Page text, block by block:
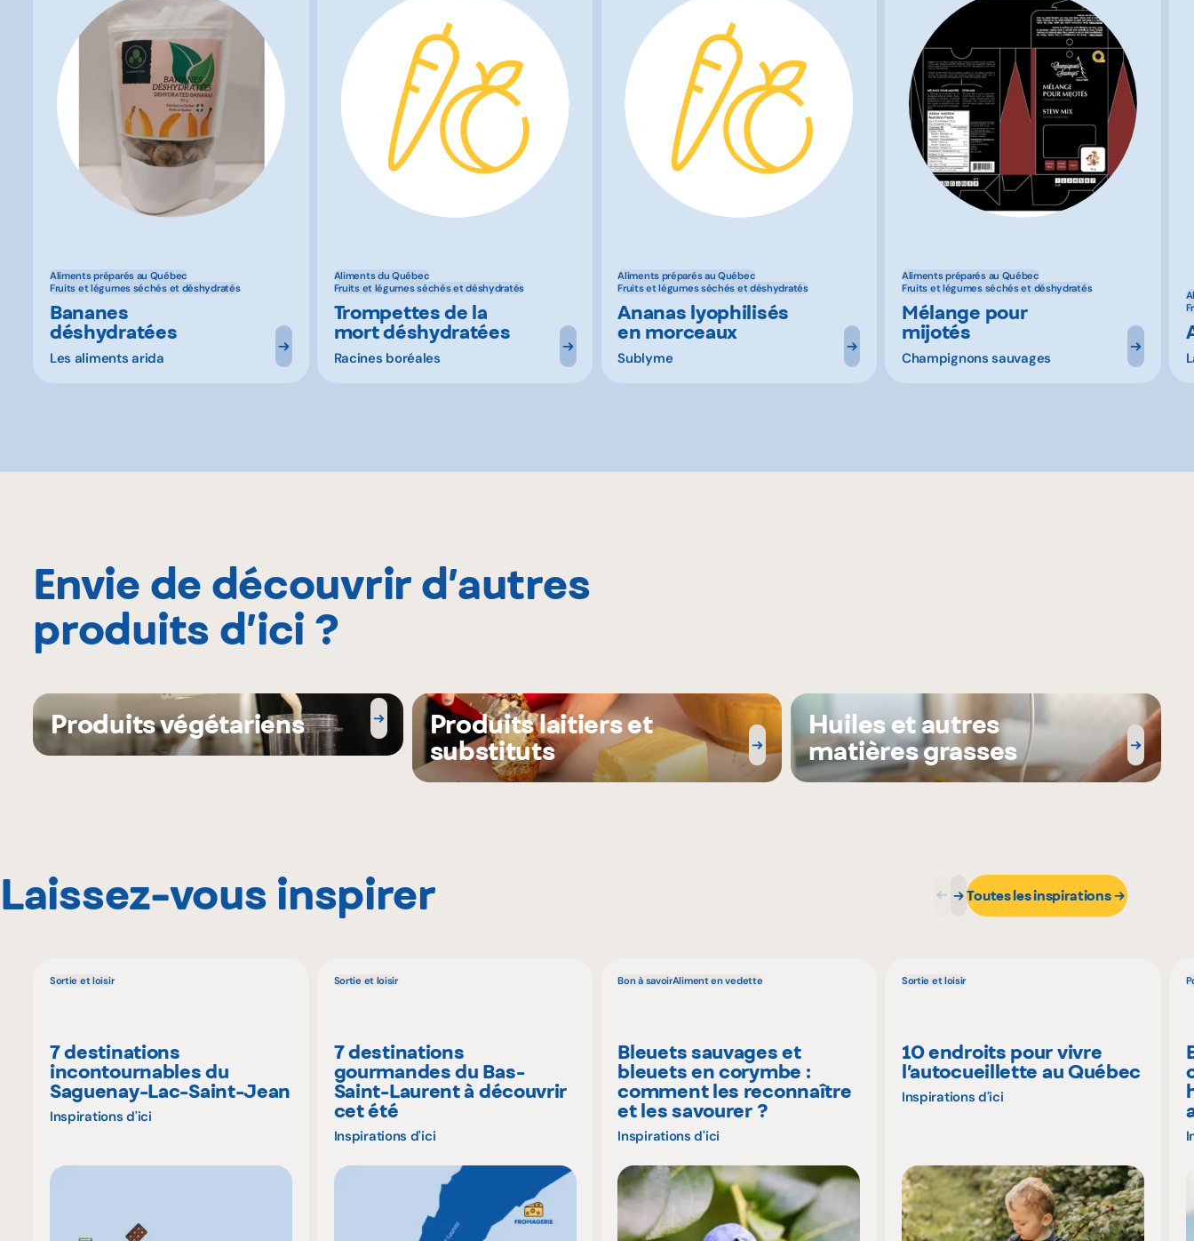
Aliments préparés au Québec
Fruits et légumes séchés et déshydratés
Bananes
déshydratées
Les aliments arida
Aliments du Québec
Fruits et légumes séchés et déshydratés
Trompettes de la
mort déshydratées
Racines boréales
Aliments préparés au Québec
Fruits et légumes séchés et déshydratés
Ananas lyophilisés
en morceaux
Sublyme
Aliments préparés au Québec
Fruits et légumes séchés et déshydratés
Mélange pour
mijotés
Champignons sauvages
Envie de découvrir d’autres
produits d’ici ?
Produits végétariens
Produits laitiers et
substituts
Huiles et autres
matières grasses
Laissez-vous inspirer Toutes les inspirations
Sortie et loisir
7 destinations
incontournables du
Saguenay-Lac-Saint-Jean
Inspirations d'ici
Sortie et loisir
7 destinations
gourmandes du Bas-
Saint-Laurent à découvrir
cet été
Inspirations d'ici
Bon à savoirAliment en vedette
Bleuets sauvages et
bleuets en corymbe :
comment les reconnaître
et les savourer ?
Inspirations d'ici
Sortie et loisir
10 endroits pour vivre
l’autocueillette au Québec
Inspirations d'ici